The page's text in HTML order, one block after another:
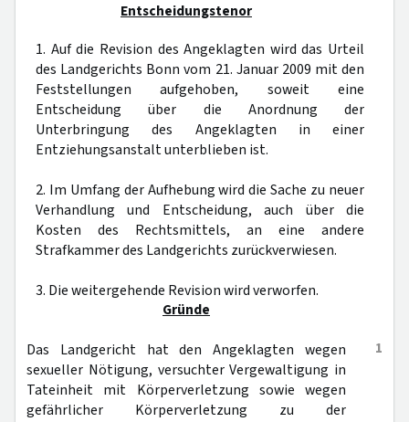
Entscheidungstenor
1. Auf die Revision des Angeklagten wird das Urteil
des Landgerichts Bonn vom 21. Januar 2009 mit den
Feststellungen aufgehoben, soweit eine
Entscheidung über die Anordnung der
Unterbringung des Angeklagten in einer
Entziehungsanstalt unterblieben ist.
2. Im Umfang der Aufhebung wird die Sache zu neuer
Verhandlung und Entscheidung, auch über die
Kosten des Rechtsmittels, an eine andere
Strafkammer des Landgerichts zurückverwiesen.
3. Die weitergehende Revision wird verworfen.
Gründe
1
Das Landgericht hat den Angeklagten wegen
sexueller Nötigung, versuchter Vergewaltigung in
Tateinheit mit Körperverletzung sowie wegen
gefährlicher Körperverletzung zu der